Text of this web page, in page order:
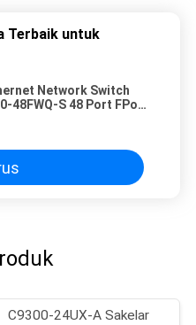
Terbaik untuk
Network Switch
48FWQ-S 48 Port FPoE
C9300-24UX-A Sakelar